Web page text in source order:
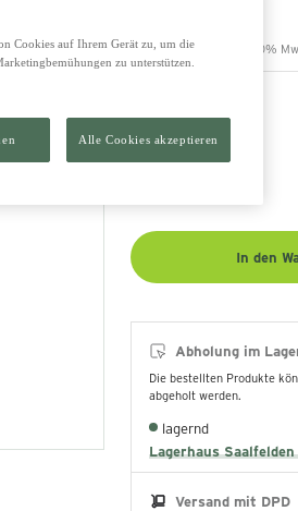
6,79 € inkl. 20%
In den
Abholung im
Die bestellten Produkte
abgeholt werden.
lagernd
Lagerhaus
Versand mit DPD
Cookies auf Ihrem Gerät zu, um die
zu unterstützen.
Alle Cookies akzeptieren